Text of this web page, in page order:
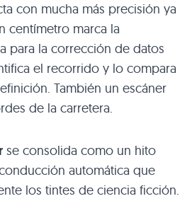
con mucha más precisión ya
centímetro marca la
para la corrección de datos
el recorrido y lo compara
También un escáner
de la carretera.
se consolida como un hito
automática que
los tintes de ciencia ficción.